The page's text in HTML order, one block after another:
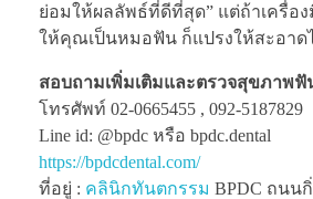
ย่อมให้ผลลัพธ์ที่ดีที่สุด” แต่ถ้าเครื่อ
ให้คุณเป็นหมอฟัน ก็แปรงให้สะอาด
สอบถามเพิ่มเติมและตรวจสุขภาพฟั
โทรศัพท์ 02-0665455 , 092-5187829
Line id: @bpdc หรือ bpdc.dental
https://bpdcdental.com/
ที่อยู่ : คลินิกทันตกรรม BPDC ถนน